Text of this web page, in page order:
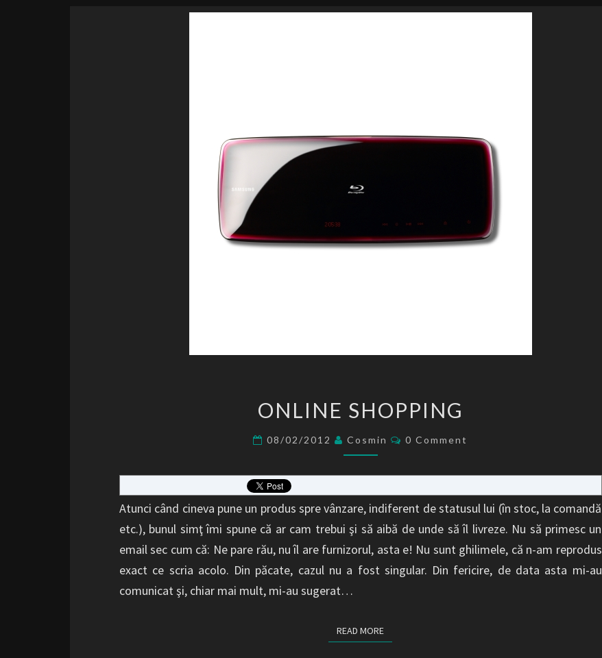
SHOPPING
ONLINE SHOPPING
08/02/2012 Cosmin Comments
0 Comment
Atunci când cineva pune un produs spre vânzare, indiferent de statusul lui (în stoc, la comandă
etc.), bunul simţ îmi spune că ar cam trebui şi să aibă de unde să îl livreze. Nu să primesc un
email sec cum că: Ne pare rău, nu îl are furnizorul, asta e! Nu sunt ghilimele, că n-am reprodus
exact ce scria acolo. Din păcate, cazul nu a fost singular. Din fericire, de data asta mi-au
comunicat şi, chiar mai mult, mi-au sugerat…
READ MORE